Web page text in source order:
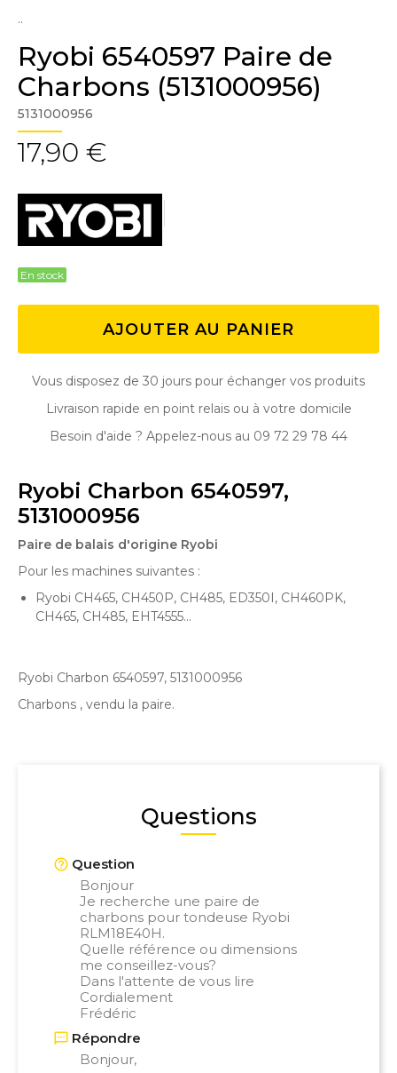
..
Ryobi 6540597 Paire de
Charbons (5131000956)
5131000956
17,90 €
En stock
AJOUTER AU PANIER
Vous disposez de 30 jours pour échanger vos produits
Livraison rapide en point relais ou à votre domicile
Besoin d'aide ? Appelez-nous au 09 72 29 78 44
Ryobi Charbon 6540597,
5131000956
Paire de balais d'origine Ryobi
Pour les machines suivantes :
Ryobi CH465, CH450P, CH485, ED350I, CH460PK,
CH465, CH485, EHT4555...
Ryobi Charbon 6540597, 5131000956
Charbons , vendu la paire.
Questions
Question
Bonjour
Je recherche une paire de
charbons pour tondeuse Ryobi
RLM18E40H.
Quelle référence ou dimensions
me conseillez-vous?
Dans l'attente de vous lire
Cordialement
Frédéric
Répondre
Bonjour,